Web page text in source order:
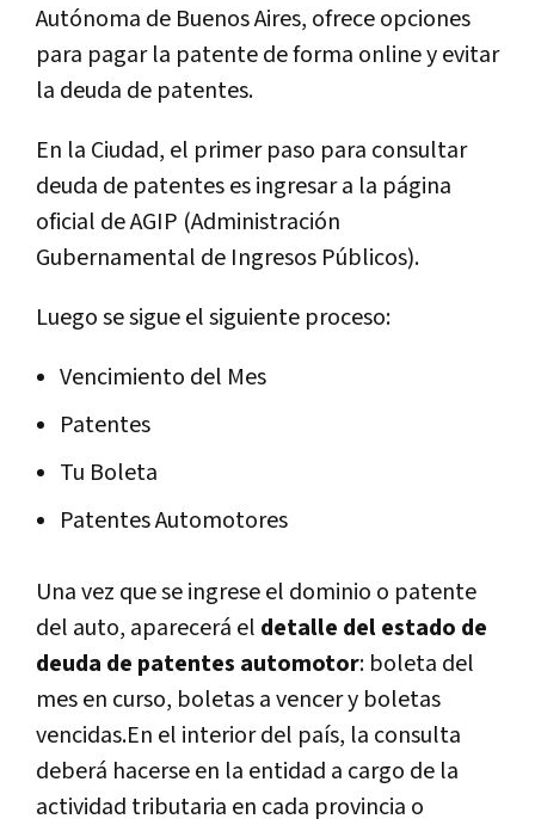
Autónoma de Buenos Aires, ofrece opciones
para pagar la patente de forma online y evitar
la deuda de patentes.
En la Ciudad, el primer paso para consultar
deuda de patentes es ingresar a la página
oficial de AGIP (Administración
Gubernamental de Ingresos Públicos).
Luego se sigue el siguiente proceso:
Vencimiento del Mes
Patentes
Tu Boleta
Patentes Automotores
Una vez que se ingrese el dominio o patente
del auto, aparecerá el detalle del estado de
deuda de patentes automotor: boleta del
mes en curso, boletas a vencer y boletas
vencidas.En el interior del país, la consulta
deberá hacerse en la entidad a cargo de la
actividad tributaria en cada provincia o